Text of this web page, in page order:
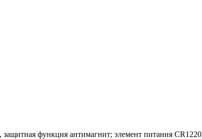
функция антимагнит; элемент питания CR1220